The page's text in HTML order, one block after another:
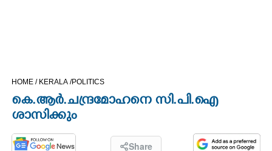
CINEMA
OPINION
HOME / KERALA /POLITICS
കെ.ആർ.ചന്ദ്രമോഹനെ സി.പി.ഐ
ശാസിക്കും
Share